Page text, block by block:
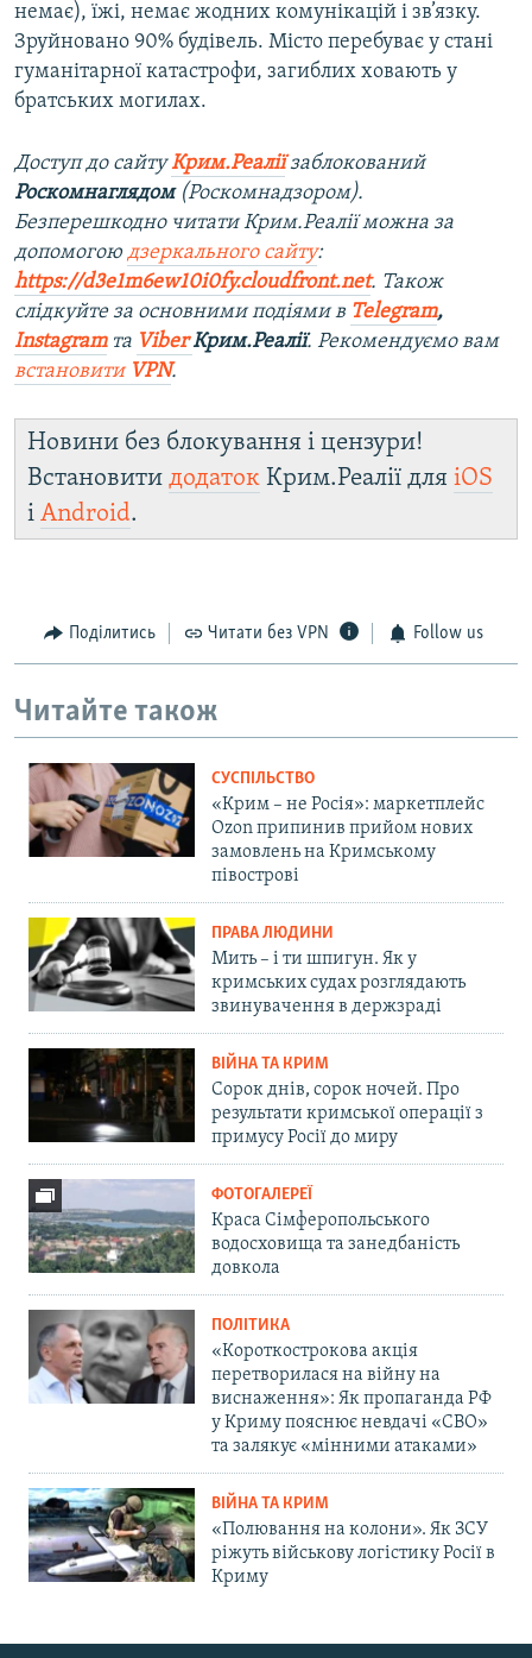
немає), їжі, немає жодних комунікацій і зв’язку.
Зруйновано 90% будівель. Місто перебуває у стані
гуманітарної катастрофи, загиблих ховають у
братських могилах.​
Доступ до сайтуКрим.Реаліїзаблокований
Роскомнаглядом (Роскомнадзором).
Безперешкодно читати Крим.Реалії можна за
допомогою дзеркального сайту:
https://d3e1m6ew10i0fy.cloudfront.net. Також
слідкуйте за основними подіями в Telegram,
Instagramта ViberКрим.Реалії. Рекомендуємо вам
встановити VPN.
Новини без блокування і цензури!
Встановити додаток Крим.Реалії для iOS
і Android.
Поділитись Читати без VPN Follow us
Читайте також
СУСПІЛЬСТВО
«Крим – не Росія»: маркетплейс
Ozon припинив прийом нових
замовлень на Кримському
півострові
ПРАВА ЛЮДИНИ
Мить – і ти шпигун. Як у
кримських судах розглядають
звинувачення в держзраді
ВІЙНА ТА КРИМ
Сорок днів, сорок ночей. Про
результати кримської операції з
примусу Росії до миру
ФОТОГАЛЕРЕЇ
Краса Сімферопольського
водосховища та занедбаність
довкола
ПОЛІТИКА
«Короткострокова акція
перетворилася на війну на
виснаження»: Як пропаганда РФ
у Криму пояснює невдачі «СВО»
та залякує «мінними атаками»
ВІЙНА ТА КРИМ
«Полювання на колони». Як ЗСУ
ріжуть військову логістику Росії в
Криму